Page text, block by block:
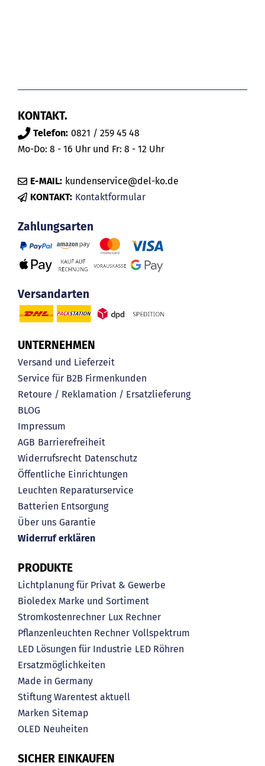
KONTAKT.
Telefon: 0821 / 259 45 48
Mo-Do: 8 - 16 Uhr und Fr: 8 - 12 Uhr
E-MAIL: kundenservice@del-ko.de
KONTAKT: Kontaktformular
Zahlungsarten
Versandarten
UNTERNEHMEN
Versand und Lieferzeit
Service für B2B Firmenkunden
Retoure / Reklamation / Ersatzlieferung
BLOG
Impressum
AGB Barrierefreiheit
Widerrufsrecht Datenschutz
Öffentliche Einrichtungen
Leuchten Reparaturservice
Batterien Entsorgung
Über uns Garantie
Widerruf erklären
PRODUKTE
Lichtplanung für Privat & Gewerbe
Bioledex Marke und Sortiment
Stromkostenrechner Lux Rechner
Pflanzenleuchten Rechner Vollspektrum
LED Lösungen für Industrie LED Röhren
Ersatzmöglichkeiten
Made in Germany
Stiftung Warentest aktuell
Marken Sitemap
OLED Neuheiten
SICHER EINKAUFEN